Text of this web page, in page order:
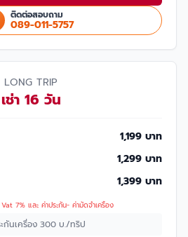
ติดต่อสอบถาม
089-011-5757
LONG TRIP
เช่า 16 วัน
1,199 บาท
1,299 บาท
1,399 บาท
7% และ ค่าประกัน- ค่ามัดจำเครื่อง
กันเครื่อง 300 บ./ทริป